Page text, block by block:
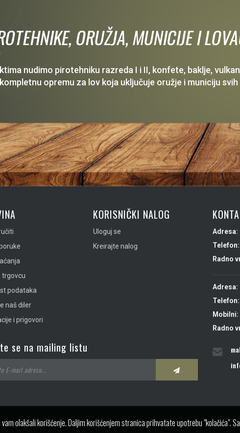
ORUŽJA, MUNICIJE I
nudimo pirotehniku razreda I i II, konfete, baklje,
opremu za lov koja uključuje oružje i municiju svih
trgovcu
podataka
naš diler
i prigovori
KORISNIČKI NALOG
Uloguj se
Kreirajte nalog
se na mailing listu
Adresa:
Telefon:
Radno
Adresa:
Telefon:
Mobilni:
Radno
olakšali korišćenje. Daljim korišćenjem stranica prihvatate upotrebu "kolačića".